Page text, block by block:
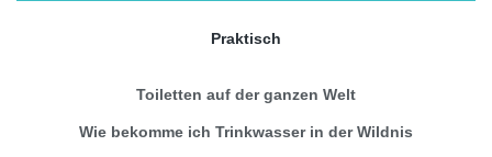
Praktisch
Toiletten auf der ganzen Welt
Wie bekomme ich Trinkwasser in der Wildnis